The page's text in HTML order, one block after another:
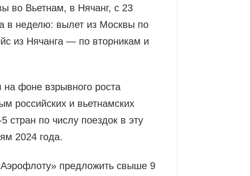
во Вьетнам, в Нячанг, с 23
в неделю: вылет из Москвы по
из Нячанга — по вторникам и
фоне взрывного роста
российских и вьетнамских
стран по числу поездок в эту
2024 года.
предложить свыше 9